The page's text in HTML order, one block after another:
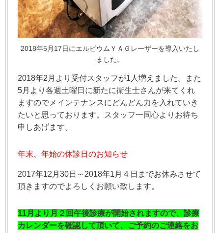
2018年5月17日にエルビウムＹＡＧレーザーを導入いたし
ました。
2018年2月より受付スタッフが1人増えました。また
5月より各週土曜日に新たに衛生士さんが来てくれ
ますのでメインテナンスにどんどん力を入れていき
たいと思っております。スタッフ一同心よりお待ち
申しあげます。
年末、年始の休診日のお知らせ
2017年12月30日～2018年1月４日までお休みさせて
頂きますのでよろしくお願い致します。
11月より月２回午後診療が開始されますので、診療
カレンダーを確認して頂いて、ご予約のご連絡をお